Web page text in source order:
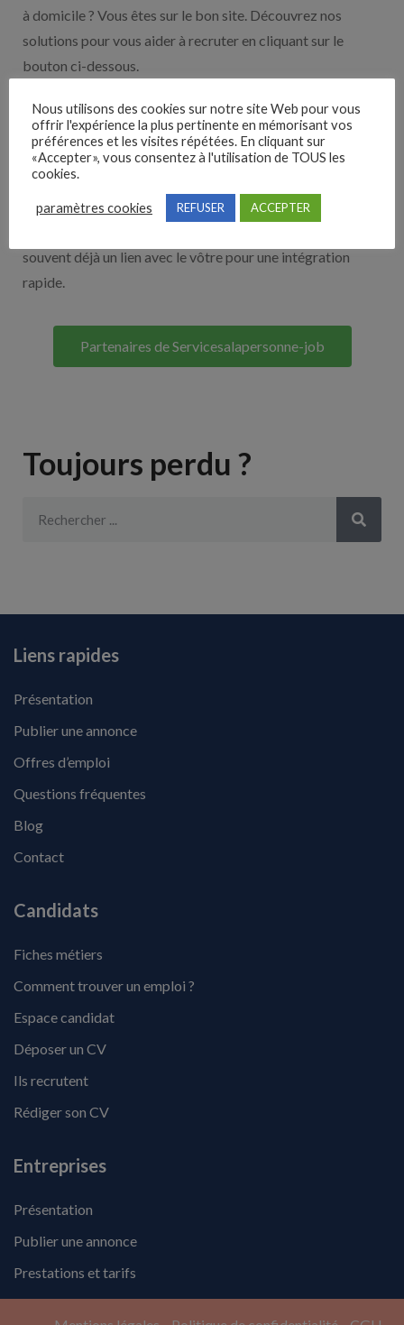
à domicile ? Vous êtes sur le bon site. Découvrez nos
solutions pour vous aider à recruter en cliquant sur le
bouton ci-dessous.
Nos solutions entreprises
Découvrez nos partenaires ! Moteurs de recherches,
multidiffuseurs, sites payant… nombreux sont nos
souvent déjà un lien avec le vôtre pour une intégration
rapide.
Partenaires de Servicesalapersonne-job
Toujours perdu ?
Liens rapides
Présentation
Publier une annonce
Offres d’emploi
Questions fréquentes
Blog
Contact
Candidats
Fiches métiers
Comment trouver un emploi ?
Espace candidat
Déposer un CV
Ils recrutent
Rédiger son CV
Entreprises
Présentation
Publier une annonce
Prestations et tarifs
Nous utilisons des cookies sur notre site Web pour vous
offrir l'expérience la plus pertinente en mémorisant vos
préférences et les visites répétées. En cliquant sur
«Accepter», vous consentez à l'utilisation de TOUS les
cookies.
paramètres cookies REFUSER ACCEPTER